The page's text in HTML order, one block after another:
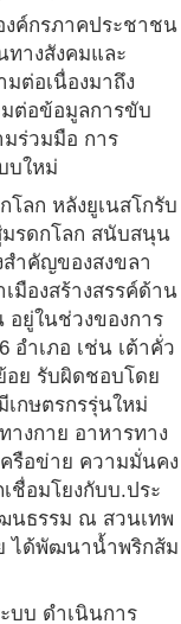
ค์กรภาคประชาชน
างสังคมและ
ต่อเนื่องมาถึง
ต่อข้อมูลการขับ
ร่วมมือ การ
บใหม่
โลก หลังยูเนสโกรับ
รดกโลก สนับสนุน
สำคัญของสงขลา
มืองสร้างสรรค์ด้าน
อยู่ในช่วงของการ
อำเภอ เช่น เต้าคั่ว
อย รับผิดชอบโดย
กษตรกรรุ่นใหม่
างกาย อาหารทาง
รือข่าย ความมั่นคง
ชื่อมโยงกับบ.ประ
นธรรม ณ สวนเทพ
ได้พัฒนาน้ำพริกส้ม
บบ ดำเนินการ